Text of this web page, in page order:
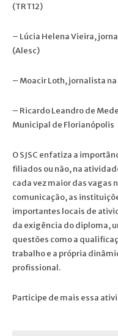
(TRT12)
– Lúcia Helena Vieira,
(Alesc)
– Moacir Loth, jornalista
– Ricardo Leandro de
Municipal de Florianópolis
O SJSC enfatiza a
filiados ou não, na
cada vez maior das vagas
comunicação, as
importantes locais de
da exigência do diploma,
questões como a
trabalho e a própria
profissional.
Participe de mais essa